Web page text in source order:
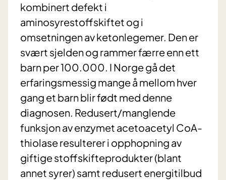
kombinert defekt i
aminosyrestoffskiftet og i
omsetningen av ketonlegemer. Den er
svært sjelden og rammer færre enn ett
barn per 100.000. I Norge gå det
erfaringsmessig mange å mellom hver
gang et barn blir født med denne
diagnosen. Redusert/manglende
funksjon av enzymet acetoacetyl CoA-
thiolase resulterer i opphopning av
giftige stoffskifteprodukter (blant
annet syrer) samt redusert energitilbud